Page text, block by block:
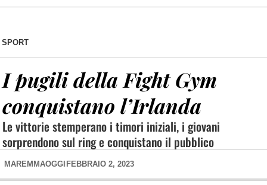
SPORT
I pugili della Fight Gym
conquistano l’Irlanda
Le vittorie stemperano i timori iniziali, i giovani
sorprendono sul ring e conquistano il pubblico
MAREMMAOGGI FEBBRAIO 2, 2023